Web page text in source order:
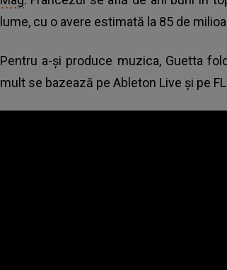
lume, cu o avere estimată la 85 de
Pentru a-şi produce muzica, Guetta
mult se bazează pe Ableton Live şi pe